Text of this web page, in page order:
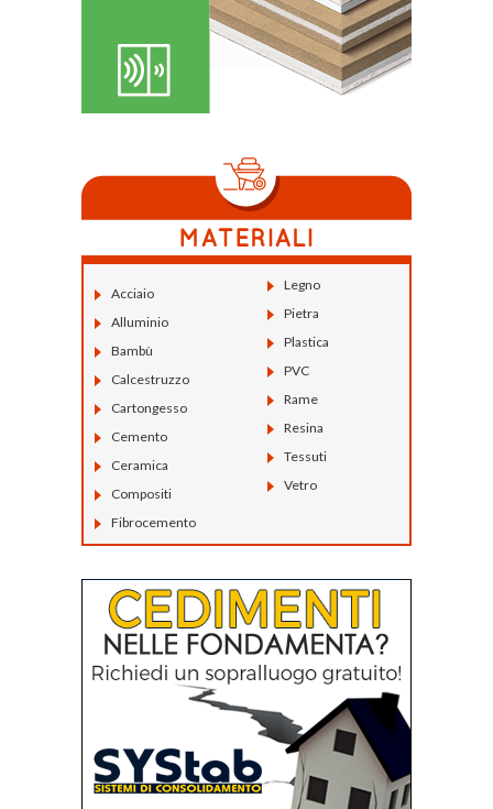
Acciaio
Alluminio
Bambù
Calcestruzzo
Cartongesso
Cemento
Ceramica
Compositi
Fibrocemento
Legno
Pietra
Plastica
PVC
Rame
Resina
Tessuti
Vetro